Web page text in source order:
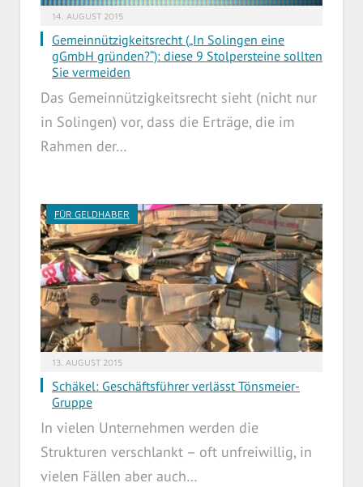
14. AUGUST 2015
Gemeinnützigkeitsrecht („In Solingen eine
gGmbH gründen?“): diese 9 Stolpersteine sollten
Sie vermeiden
Das Gemeinnützigkeitsrecht sieht (nicht nur
in Solingen) vor, dass die Erträge, die im
Rahmen der…
FÜR GELDHABER
13. AUGUST 2015
Schäkel: Geschäftsführer verlässt Tönsmeier-
Gruppe
In vielen Unternehmen werden die
Strukturen verschlankt – oft unfreiwillig, in
vielen Fällen aber auch…